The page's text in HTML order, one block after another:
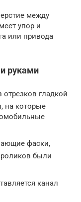
между
упор и
или привода
руками
отрезков гладкой
на которые
фаски,
были
канал